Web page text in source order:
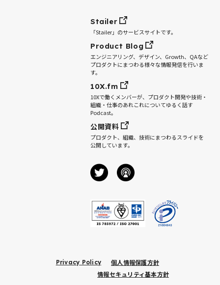
Stailer
「Stailer」のサービスサイトです。
Product Blog
エンジニアリング、デザイン、Growth、QAなど
プロダクトにまつわる様々な情報発信を行いま
す。
10X.fm
10Xで働くメンバーが、プロダクト開発や技術・
組織・仕事のあれこれについてゆるく話す
Podcast。
公開資料
プロダクト、組織、技術にまつわるスライドを
公開しています。
Privacy Policy
個人情報保護方針
情報セキュリティ基本方針